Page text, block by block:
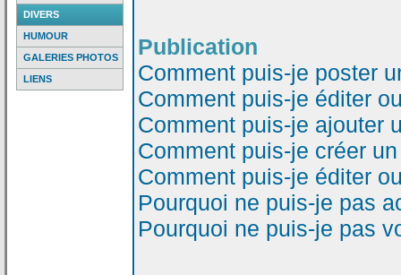
DIVERS
HUMOUR
GALERIES PHOTOS
LIENS
Publication
Comment puis-je poster
Comment puis-je éditer
Comment puis-je ajouter
Comment puis-je créer
Comment puis-je éditer
Pourquoi ne puis-je pas
Pourquoi ne puis-je pas